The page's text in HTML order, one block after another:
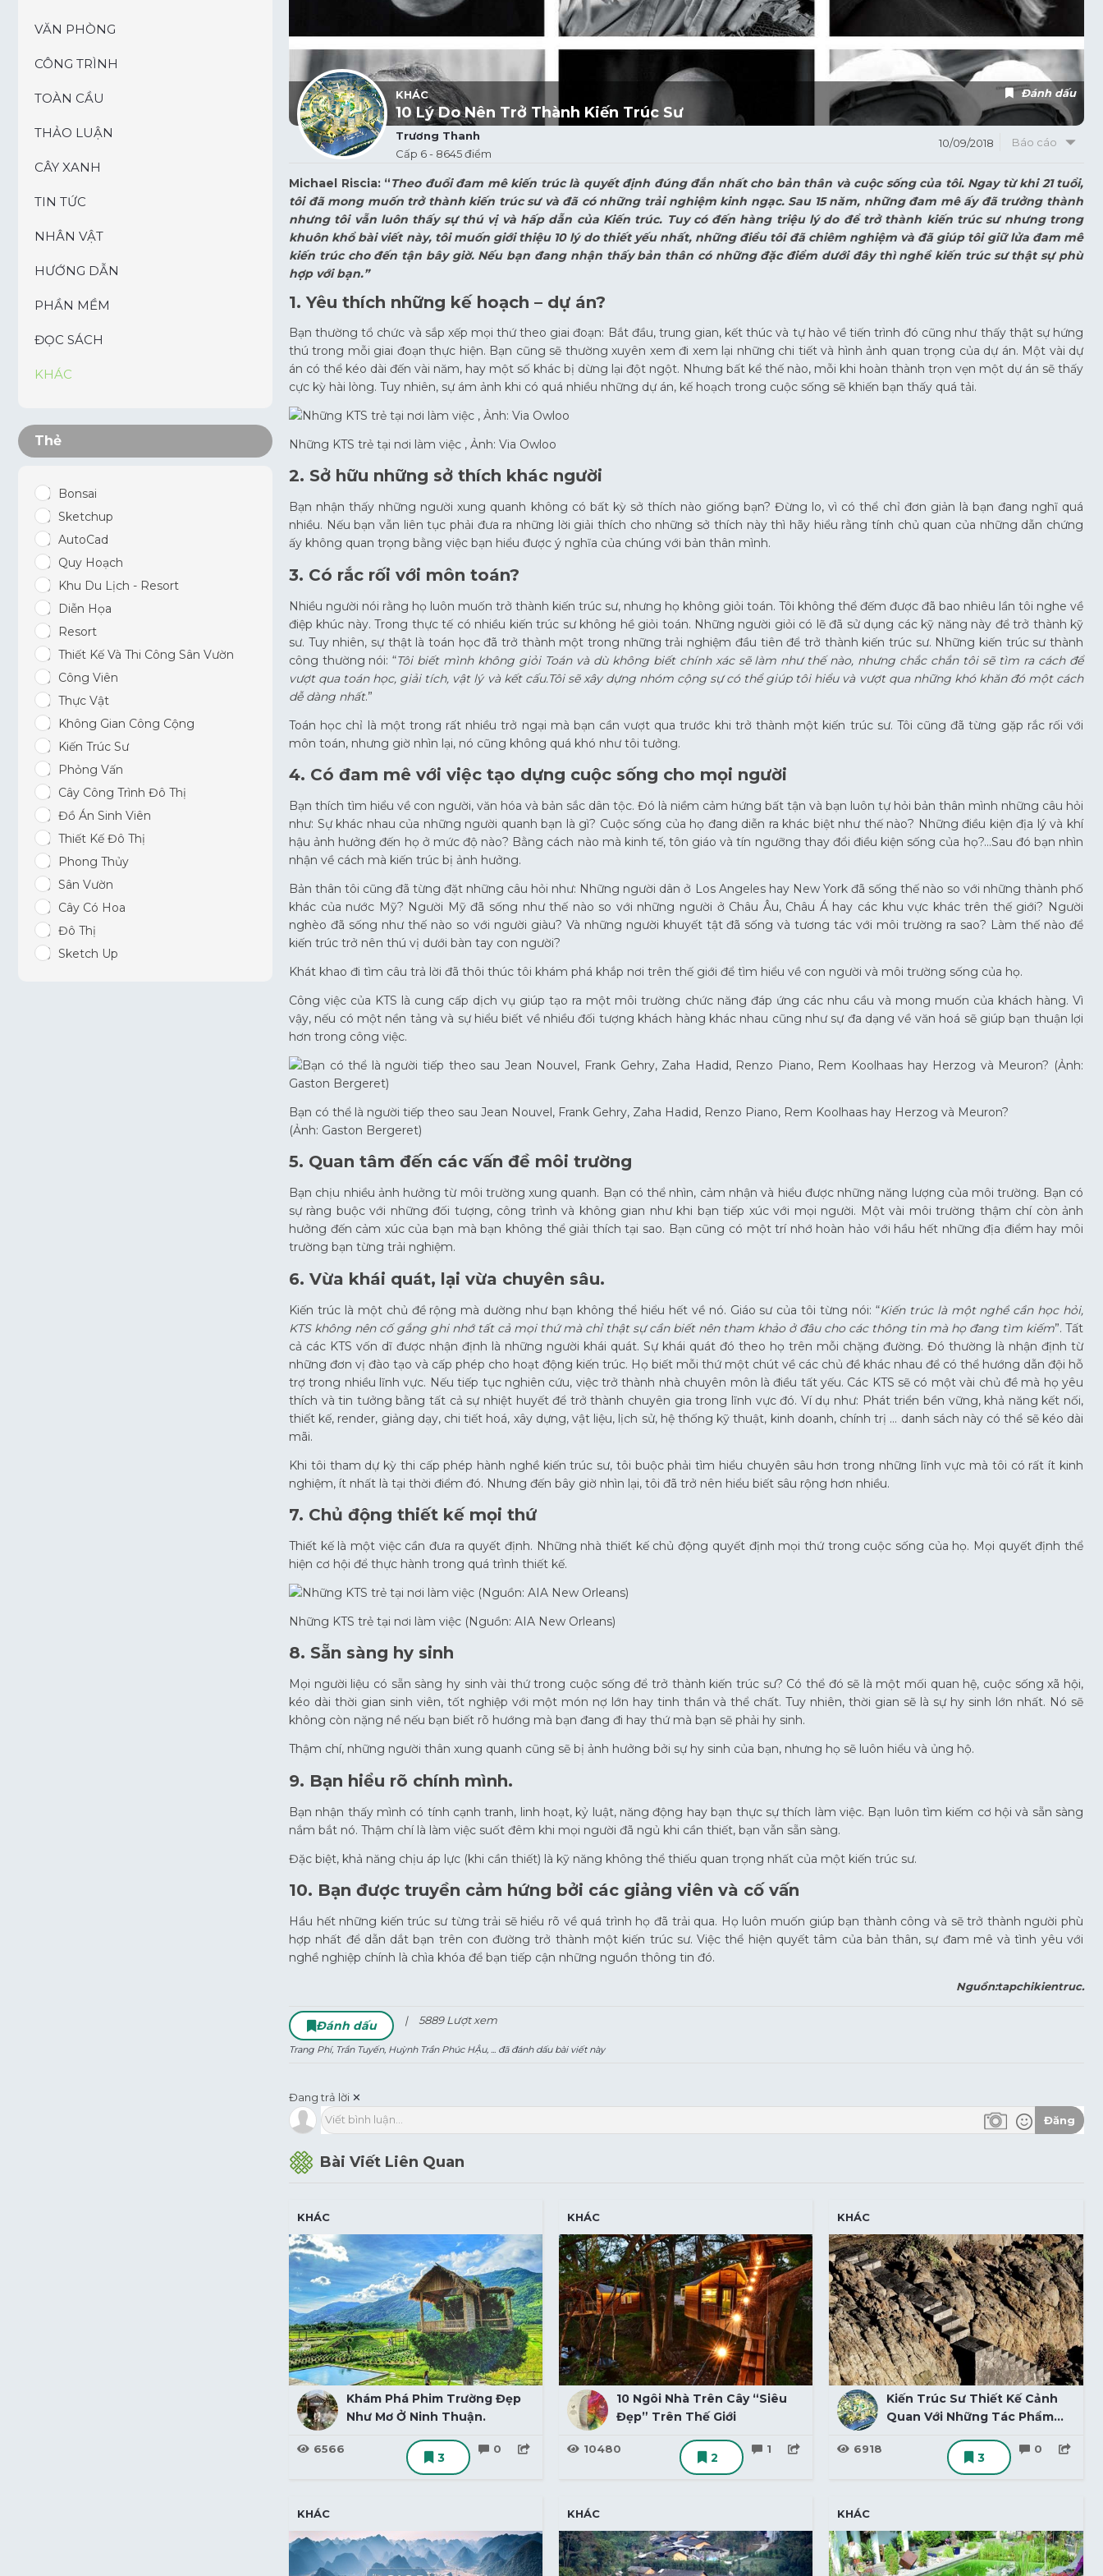
VĂN PHÒNG
CÔNG TRÌNH
TOÀN CẦU
THẢO LUẬN
CÂY XANH
TIN TỨC
NHÂN VẬT
HƯỚNG DẪN
PHẦN MỀM
ĐỌC SÁCH
KHÁC
Thẻ
Bonsai
Sketchup
AutoCad
Quy Hoạch
Khu Du Lịch - Resort
Diễn Họa
Resort
Thiết Kế Và Thi Công Sân Vườn
Công Viên
Thực Vật
Không Gian Công Cộng
Kiến Trúc Sư
Phỏng Vấn
Cây Công Trình Đô Thị
Đồ Án Sinh Viên
Thiết Kế Đô Thị
Phong Thủy
Sân Vườn
Cây Có Hoa
Đô Thị
Sketch Up
Trương Thanh
Cấp 6 - 8645 điểm
Đánh dấu
KHÁC
10 Lý Do Nên Trở Thành Kiến Trúc Sư
10/09/2018 Báo cáo
Michael Riscia: “Theo đuổi đam mê kiến trúc là quyết định đúng đắn nhất cho bản thân và cuộc sống của tôi. Ngay từ khi 21 tuổi,
tôi đã mong muốn trở thành kiến trúc sư và đã có những trải nghiệm kinh ngạc. Sau 15 năm, những đam mê ấy đã trưởng thành
nhưng tôi vẫn luôn thấy sự thú vị và hấp dẫn của Kiến trúc. Tuy có đến hàng triệu lý do để trở thành kiến trúc sư nhưng trong
khuôn khổ bài viết này, tôi muốn giới thiệu 10 lý do thiết yếu nhất, những điều tôi đã chiêm nghiệm và đã giúp tôi giữ lửa đam mê
kiến trúc cho đến tận bây giờ. Nếu bạn đang nhận thấy bản thân có những đặc điểm dưới đây thì nghề kiến trúc sư thật sự phù
hợp với bạn.”
1. Yêu thích những kế hoạch – dự án?
Bạn thường tổ chức và sắp xếp mọi thứ theo giai đoạn: Bắt đầu, trung gian, kết thúc và tự hào về tiến trình đó cũng như thấy thật sự hứng
thú trong mỗi giai đoạn thực hiện. Bạn cũng sẽ thường xuyên xem đi xem lại những chi tiết và hình ảnh quan trọng của dự án. Một vài dự
án có thể kéo dài đến vài năm, hay một số khác bị dừng lại đột ngột. Nhưng bất kể thế nào, mỗi khi hoàn thành trọn vẹn một dự án sẽ thấy
cực kỳ hài lòng. Tuy nhiên, sự ám ảnh khi có quá nhiều những dự án, kế hoạch trong cuộc sống sẽ khiến bạn thấy quá tải.
Những KTS trẻ tại nơi làm việc , Ảnh: Via Owloo
2. Sở hữu những sở thích khác người
Bạn nhận thấy những người xung quanh không có bất kỳ sở thích nào giống bạn? Đừng lo, vì có thể chỉ đơn giản là bạn đang nghĩ quá
nhiều. Nếu bạn vẫn liên tục phải đưa ra những lời giải thích cho những sở thích này thì hãy hiểu rằng tính chủ quan của những dẫn chứng
ấy không quan trọng bằng việc bạn hiểu được ý nghĩa của chúng với bản thân mình.
3. Có rắc rối với môn toán?
Nhiều người nói rằng họ luôn muốn trở thành kiến trúc sư, nhưng họ không giỏi toán. Tôi không thể đếm được đã bao nhiêu lần tôi nghe về
điệp khúc này. Trong thực tế có nhiều kiến trúc sư không hề giỏi toán. Những người giỏi có lẽ đã sử dụng các kỹ năng này để trở thành kỹ
sư. Tuy nhiên, sự thật là toán học đã trở thành một trong những trải nghiệm đầu tiên để trở thành kiến trúc sư. Những kiến trúc sư thành
công thường nói: “Tôi biết mình không giỏi Toán và dù không biết chính xác sẽ làm như thế nào, nhưng chắc chắn tôi sẽ tìm ra cách để
vượt qua toán học, giải tích, vật lý và kết cấu.Tôi sẽ xây dựng nhóm cộng sự có thể giúp tôi hiểu và vượt qua những khó khăn đó một cách
dễ dàng nhất.”
Toán học chỉ là một trong rất nhiều trở ngại mà bạn cần vượt qua trước khi trở thành một kiến trúc sư. Tôi cũng đã từng gặp rắc rối với
môn toán, nhưng giờ nhìn lại, nó cũng không quá khó như tôi tưởng.
4. Có đam mê với việc tạo dựng cuộc sống cho mọi người
Bạn thích tìm hiểu về con người, văn hóa và bản sắc dân tộc. Đó là niềm cảm hứng bất tận và bạn luôn tự hỏi bản thân mình những câu hỏi
như: Sự khác nhau của những người quanh bạn là gì? Cuộc sống của họ đang diễn ra khác biệt như thế nào? Những điều kiện địa lý và khí
hậu ảnh hưởng đến họ ở mức độ nào? Bằng cách nào mà kinh tế, tôn giáo và tín ngưỡng thay đổi điều kiện sống của họ?…Sau đó bạn nhìn
nhận về cách mà kiến ​​trúc bị ảnh hưởng.
Bản thân tôi cũng đã từng đặt những câu hỏi như: Những người dân ở Los Angeles hay New York đã sống thế nào so với những thành phố
khác của nước Mỹ? Người Mỹ đã sống như thế nào so với những người ở Châu Âu, Châu Á hay các khu vực khác trên thế giới? Người
nghèo đã sống như thế nào so với người giàu? Và những người khuyết tật đã sống và tương tác với môi trường ra sao? Làm thế nào để
kiến trúc trở nên thú vị dưới bàn tay con người?
Khát khao đi tìm câu trả lời đã thôi thúc tôi khám phá khắp nơi trên thế giới để tìm hiểu về con người và môi trường sống của họ.
Công việc của KTS là cung cấp dịch vụ giúp tạo ra một môi trường chức năng đáp ứng các nhu cầu và mong muốn của khách hàng. Vì
vậy, nếu có một nền tảng và sự hiểu biết về nhiều đối tượng khách hàng khác nhau cũng như sự đa dạng về văn hoá sẽ giúp bạn thuận lợi
hơn trong công việc.
Bạn có thể là người tiếp theo sau Jean Nouvel, Frank Gehry, Zaha Hadid, Renzo Piano, Rem Koolhaas hay Herzog và Meuron?
(Ảnh: Gaston Bergeret)
5. Quan tâm đến các vấn đề môi trường
Bạn chịu nhiều ảnh hưởng từ môi trường xung quanh. Bạn có thể nhìn, cảm nhận và hiểu được những năng lượng của môi trường. Bạn có
sự ràng buộc với những đối tượng, công trình và không gian như khi bạn tiếp xúc với mọi người. Một vài môi trường thậm chí còn ảnh
hưởng đến cảm xúc của bạn mà bạn không thể giải thích tại sao. Bạn cũng có một trí nhớ hoàn hảo với hầu hết những địa điểm hay môi
trường bạn từng trải nghiệm.
6. Vừa khái quát, lại vừa chuyên sâu.
Kiến trúc là một chủ đề rộng mà dường như bạn không thể hiểu hết về nó. Giáo sư của tôi từng nói: “Kiến trúc là một nghề cần học hỏi,
KTS không nên cố gắng ghi nhớ tất cả mọi thứ mà chỉ thật sự cần biết nên tham khảo ở đâu cho các thông tin mà họ đang tìm kiếm”. Tất
cả các KTS vốn dĩ được nhận định là những người khái quát. Sự khái quát đó theo họ trên mỗi chặng đường. Đó thường là nhận định từ
những đơn vị đào tạo và cấp phép cho hoạt động kiến trúc. Họ biết mỗi thứ một chút về các chủ đề khác nhau để có thể hướng dẫn đội hỗ
trợ trong nhiều lĩnh vực. Nếu tiếp tục nghiên cứu, việc trở thành nhà chuyên môn là điều tất yếu. Các KTS sẽ có một vài chủ đề mà họ yêu
thích và tin tưởng bằng tất cả sự nhiệt huyết để trở thành chuyên gia trong lĩnh vực đó. Ví dụ như: Phát triển bền vững, khả năng kết nối,
thiết kế, render, giảng dạy, chi tiết hoá, xây dựng, vật liệu, lịch sử, hệ thống kỹ thuật, kinh doanh, chính trị … danh sách này có thể sẽ kéo dài
mãi.
Khi tôi tham dự kỳ thi cấp phép hành nghề kiến trúc sư, tôi buộc phải tìm hiểu chuyên sâu hơn trong những lĩnh vực mà tôi có rất ít kinh
nghiệm, ít nhất là tại thời điểm đó. Nhưng đến bây giờ nhìn lại, tôi đã trở nên hiểu biết sâu rộng hơn nhiều.
7. Chủ động thiết kế mọi thứ
Thiết kế là một việc cần đưa ra quyết định. Những nhà thiết kế chủ động quyết định mọi thứ trong cuộc sống của họ. Mọi quyết định thể
hiện cơ hội để thực hành trong quá trình thiết kế.
Những KTS trẻ tại nơi làm việc (Nguồn: AIA New Orleans)
8. Sẵn sàng hy sinh
Mọi người liệu có sẵn sàng hy sinh vài thứ trong cuộc sống để trở thành kiến trúc sư? Có thể đó sẽ là một mối quan hệ, cuộc sống xã hội,
kéo dài thời gian sinh viên, tốt nghiệp với một món nợ lớn hay tinh thần và thể chất. Tuy nhiên, thời gian sẽ là sự hy sinh lớn nhất. Nó sẽ
không còn nặng nề nếu bạn biết rõ hướng mà bạn đang đi hay thứ mà bạn sẽ phải hy sinh.
Thậm chí, những người thân xung quanh cũng sẽ bị ảnh hưởng bởi sự hy sinh của bạn, nhưng họ sẽ luôn hiểu và ủng hộ.
9. Bạn hiểu rõ chính mình.
Bạn nhận thấy mình có tính cạnh tranh, linh hoạt, kỷ luật, năng động hay bạn thực sự thích làm việc. Bạn luôn tìm kiếm cơ hội và sẵn sàng
nắm bắt nó. Thậm chí là làm việc suốt đêm khi mọi người đã ngủ khi cần thiết, bạn vẫn sẵn sàng.
Đặc biệt, khả năng chịu áp lực (khi cần thiết) là kỹ năng không thể thiếu quan trọng nhất của một kiến trúc sư.
10. Bạn được truyền cảm hứng bởi các giảng viên và cố vấn
Hầu hết những kiến trúc sư từng trải sẽ hiểu rõ về quá trình họ đã trải qua. Họ luôn muốn giúp bạn thành công và sẽ trở thành người phù
hợp nhất để dẫn dắt bạn trên con đường trở thành một kiến trúc sư. Việc thể hiện quyết tâm của bản thân, sự đam mê và tình yêu với
nghề nghiệp chính là chìa khóa để bạn tiếp cận những nguồn thông tin đó.
Nguồn:tapchikientruc.
Đánh dấu | 5889 Lượt xem
Trang Phí, Trần Tuyến, Huỳnh Trần Phúc HẬu, ... đã đánh dấu bài viết này
Đang trả lời ✕
Viết bình luận...
Đăng
Bài Viết Liên Quan
KHÁC
Khám Phá Phim Trường Đẹp
Như Mơ Ở Ninh Thuận.
6566 0
3
KHÁC
10 Ngôi Nhà Trên Cây “siêu
Đẹp” Trên Thế Giới
10480 1
2
KHÁC
Kiến Trúc Sư Thiết Kế Cảnh
Quan Với Những Tác Phẩm
6918 0
3
KHÁC KHÁC KHÁC